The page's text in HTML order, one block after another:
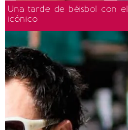
Una tarde de béisbol con
icónico